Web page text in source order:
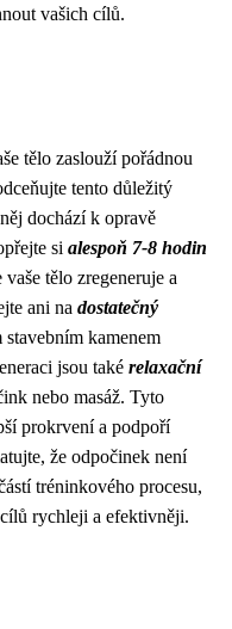
vašich cílů.
tělo zaslouží pořádnou
tento důležitý
dochází k opravě
si alespoň 7-8 hodin
vaše tělo zregeneruje a
ani na dostatečný
kamenem
jsou také relaxační
nebo masáž. Tyto
prokrvení a podpoří
že odpočinek není
tréninkového procesu,
rychleji a efektivněji.